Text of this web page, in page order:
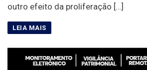
outro efeito da proliferação […]